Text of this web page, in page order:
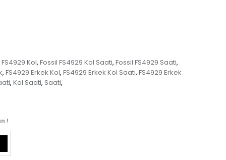
Kol, Fossil FS4929 Kol Saati, Fossil FS4929 Saati,
, FS4929 Erkek Kol, FS4929 Erkek Kol Saati, FS4929 Erkek
, Kol Saati, Saati,
!